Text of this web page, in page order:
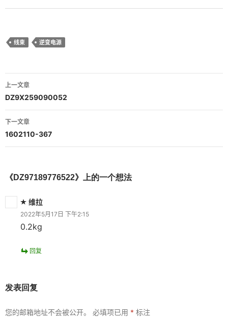
线束 逆变电源
文
章
导
航
上一文章
DZ9X259090052
下一文章
1602110-367
《DZ97189776522》上的一个想法
维拉
2022年5月17日 下午2:15
0.2kg
回复
发表回复
您的邮箱地址不会被公开。 必填项已用 * 标注